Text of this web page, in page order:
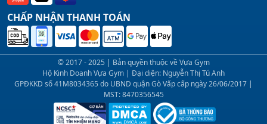
CHẤP NHẬN THANH TOÁN
© 2017 - 2025 | Bản quyền thuộc về Vựa Gym
Hộ Kinh Doanh Vựa Gym | Đại diện: Nguyễn Thị Tú Anh
GPĐKKD số 41M8034365 do UBND quận Gò Vấp cấp ngày 26/06/2017 |
MST: 8470356545